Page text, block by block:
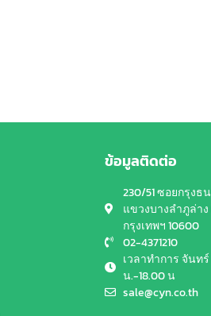
ข้อมูลติดต่อ
230/51 ซอยกรุง
แขวงบางลำภูล่า
กรุงเทพฯ 10600
02-4371210
เวลาทำการ จันท
น.-18.00 น
sale@cyn.co.th